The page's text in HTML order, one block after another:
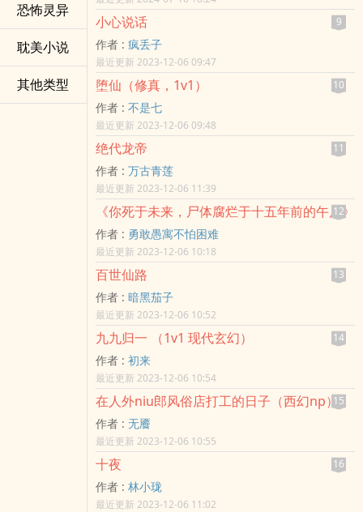
恐怖灵异
耽美小说
其他类型
小心说话 9
作者 : 疯丢子
最近更新 2023-12-06 09:47
堕仙（修真，1v1） 10
作者 : 不是七
最近更新 2023-12-06 09:48
绝代龙帝 11
作者 : 万古青莲
最近更新 2023-12-06 11:39
《你死于未来，尸体腐烂于十五年前的午后》
12
作者 : 勇敢愚寓不怕困难
最近更新 2023-12-06 10:18
百世仙路 13
作者 : 暗黑茄子
最近更新 2023-12-06 10:52
九九归一 （1v1 现代玄幻） 14
作者 : 初来
最近更新 2023-12-06 10:54
在人外niu郎风俗店打工的日子（西幻np）15
作者 : 无餍
最近更新 2023-12-06 10:55
十夜 16
作者 : 林小珑
最近更新 2023-12-06 11:02